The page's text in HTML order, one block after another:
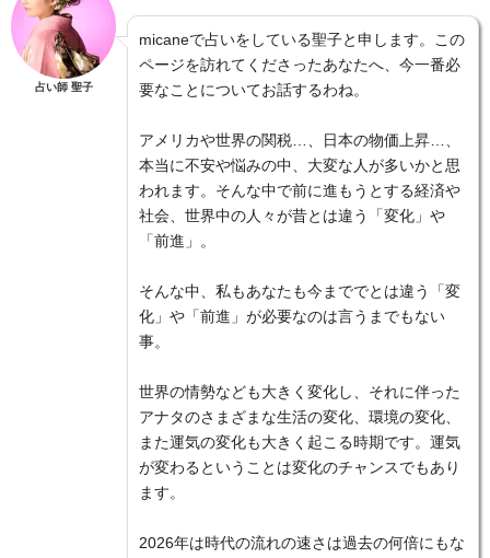
占い師 聖子
micaneで占いをしている聖子と申します。この
ページを訪れてくださったあなたへ、今一番必
要なことについてお話するわね。
アメリカや世界の関税…、日本の物価上昇…、
本当に不安や悩みの中、大変な人が多いかと思
われます。そんな中で前に進もうとする経済や
社会、世界中の人々が昔とは違う「変化」や
「前進」。
そんな中、私もあなたも今まででとは違う「変
化」や「前進」が必要なのは言うまでもない
事。
世界の情勢なども大きく変化し、それに伴った
アナタのさまざまな生活の変化、環境の変化、
また運気の変化も大きく起こる時期です。運気
が変わるということは変化のチャンスでもあり
ます。
2026年は時代の流れの速さは過去の何倍にもな